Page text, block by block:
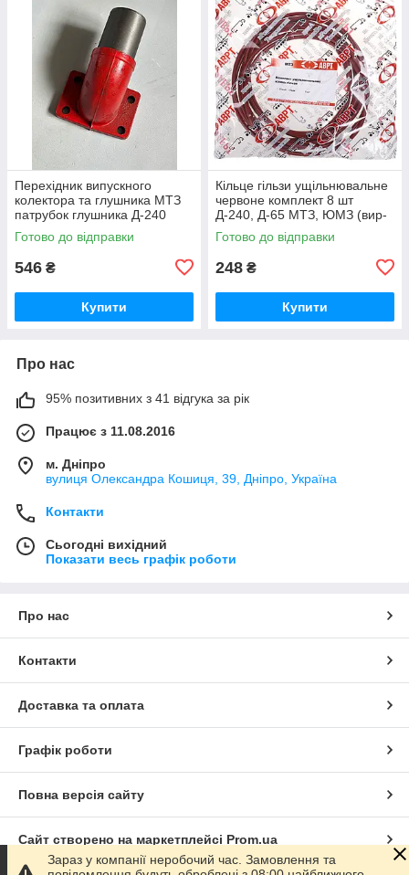
Перехідник випускного
колектора та глушника МТЗ
патрубок глушника Д-240
(вир-во Україна) 240-
1008021-Б1 / 240-1008021
Готово до відправки
546 ₴
Купити
Кільце гільзи ущільнювальне
червоне комплект 8 шт
Д-240, Д-65 МТЗ, ЮМЗ (вир-
во ПХТ Україна) 50-1002022 /
50-1002022-А
Готово до відправки
248 ₴
Купити
Про нас
95% позитивних з 41 відгука за рік
Працює з 11.08.2016
м. Дніпро
вулиця Олександра Кошиця, 39, Дніпро, Україна
Контакти
Сьогодні вихідний
Показати весь графік роботи
Про нас
Контакти
Доставка та оплата
Графік роботи
Повна версія сайту
Сайт створено на маркетплейсі Prom.ua
Зараз у компанії неробочий час. Замовлення та